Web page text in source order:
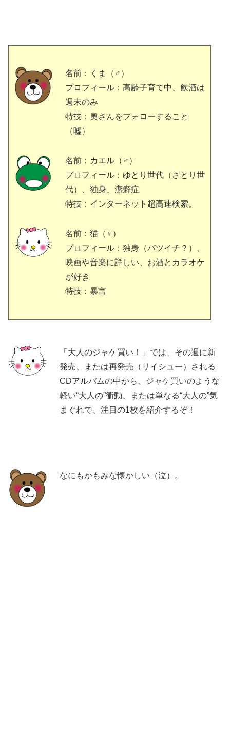
名前：くま（♂）
プロフィール：高齢子育て中、飲酒は
週末のみ
特技：奥さんをフォローすること
（嘘）
名前：カエル（♂）
プロフィール：ゆとり世代（さとり世
代）、独身、潔癖症
特技：インターネット超高速検索。
名前：猫（♀）
プロフィール：独身（バツイチ？）、
映画や音楽に詳しい、お酒とカラオケ
が好き
特技：暴言
「大人のジャケ買い！」では、その週に新
発売、または再発売（リイシュー）される
CDアルバムの中から、ジャケ買いのような
軽い“大人の”衝動、または単なる“大人の”気
まぐれで、注目の1枚を紹介するぞ！
なにもかもみな懐かしい（泣）。